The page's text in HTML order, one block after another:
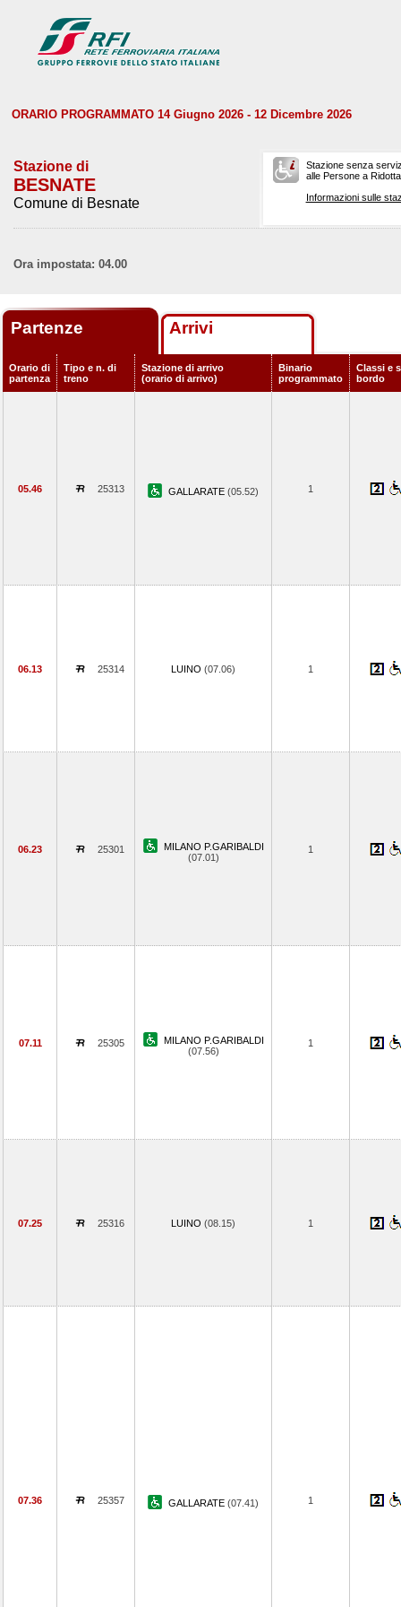
ORARIO PROGRAMMATO 14 Giugno 2026 - 12 Dicembre 2026
Stazione di
BESNATE
Comune di Besnate
Stazione senza
alle Persone a
Informazioni sulle
Ora impostata: 04.00
Partenze Arrivi
Orario di
partenza
Tipo e n. di
treno
Stazione di arrivo
(orario di arrivo)
Binario
programmato
Classi e
bordo
05.46 25313 GALLARATE (05.52) 1
06.13 25314 LUINO (07.06) 1
06.23 25301
MILANO P.GARIBALDI
(07.01)
1
07.11 25305
MILANO P.GARIBALDI
(07.56)
1
07.25 25316 LUINO (08.15) 1
07.36 25357 GALLARATE (07.41) 1